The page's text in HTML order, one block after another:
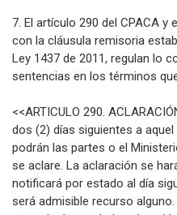
7. El artículo 290 del CPACA y
con la cláusula remisoria
Ley 1437 de 2011, regulan lo
sentencias en los términos
<<ARTICULO 290.
dos (2) días siguientes a
podrán las partes o el
se aclare. La aclaración se
notificará por estado al día
será admisible recurso